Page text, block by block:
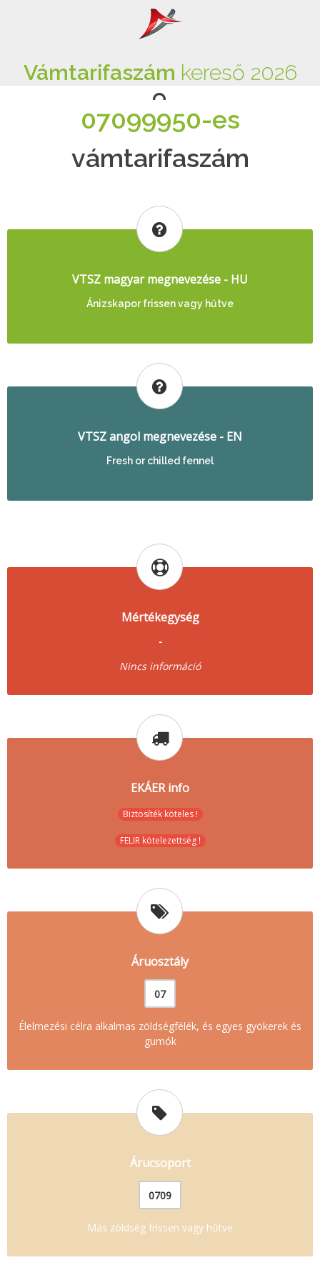
Vámtarifaszám kereső 2026
07099950-es
vámtarifaszám
VTSZ magyar megnevezése - HU
Ánizskapor frissen vagy hűtve
VTSZ angol megnevezése - EN
Fresh or chilled fennel
Mértékegység
-
Nincs információ
EKÁER info
Biztosíték köteles !
FELIR kötelezettség !
Áruosztály
07
Élelmezési célra alkalmas zöldségfélék, és egyes gyökerek és
gumók
Árucsoport
0709
Más zöldség frissen vagy hűtve